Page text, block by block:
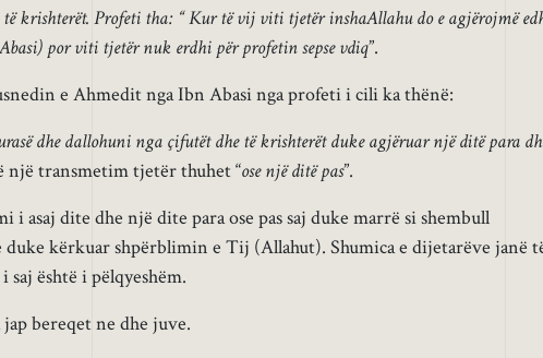
krishterët. Profeti tha: “ Kur të vij viti tjetër inshaAllahu do e agjërojmë
por viti tjetër nuk erdhi për profetin sepse vdiq”.
e Ahmedit nga Ibn Abasi nga profeti i cili ka thënë:
dhe dallohuni nga çifutët dhe të krishterët duke agjëruar një ditë para
një transmetim tjetër thuhet “ose një ditë pas”.
i asaj dite dhe një dite para ose pas saj duke marrë si shembull
kërkuar shpërblimin e Tij (Allahut). Shumica e dijetarëve janë
është i pëlqyeshëm.
bereqet ne dhe juve.